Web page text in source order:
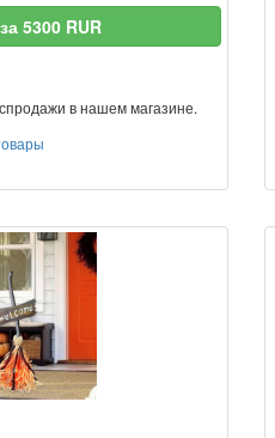
5300 RUR
в нашем магазине.